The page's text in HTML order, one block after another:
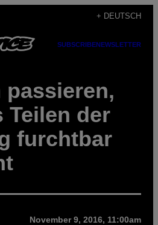
+ DEUTSCH
SUBSCRIBENEWSLETTER
passieren,
Teilen der
furchtbar
November 9, 2016, 11:00am